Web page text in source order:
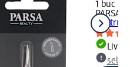
1 buc
PARSA
pentru